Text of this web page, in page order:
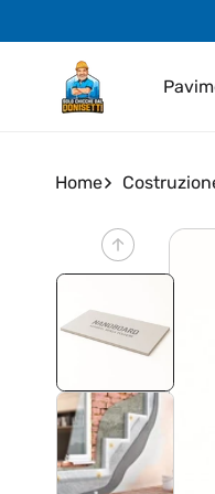
ai contenuti
Home